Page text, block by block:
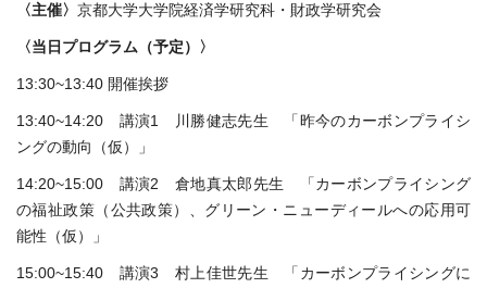
〈主催〉 京都大学大学院経済学研究科・財政学研究会
〈当日プログラム（予定）〉
13:30~13:40 開催挨拶
13:40~14:20 講演1 川勝健志先生 「昨今のカーボンプライシ
ングの動向（仮）」
14:20~15:00 講演2 倉地真太郎先生 「カーボンプライシング
の福祉政策（公共政策）、グリーン・ニューディールへの応用可
能性（仮）」
15:00~15:40 講演3 村上佳世先生 「カーボンプライシングに